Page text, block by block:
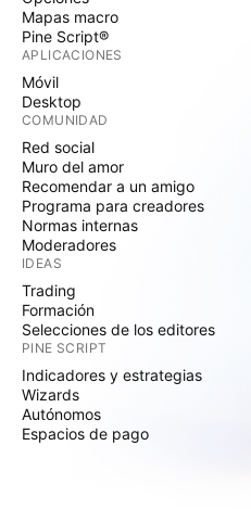
Mapas macro
Pine Script®
APLICACIONES
Móvil
Desktop
COMUNIDAD
Red social
Muro del amor
Recomendar a un amigo
Programa para creadores
Normas internas
Moderadores
IDEAS
Trading
Formación
Selecciones de los editores
PINE SCRIPT
Indicadores y estrategias
Wizards
Autónomos
Espacios de pago